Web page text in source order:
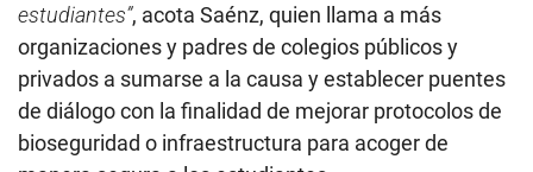
estudiantes”, acota Saénz, quien llama a más
organizaciones y padres de colegios públicos y
privados a sumarse a la causa y establecer puentes
de diálogo con la finalidad de mejorar protocolos de
bioseguridad o infraestructura para acoger de